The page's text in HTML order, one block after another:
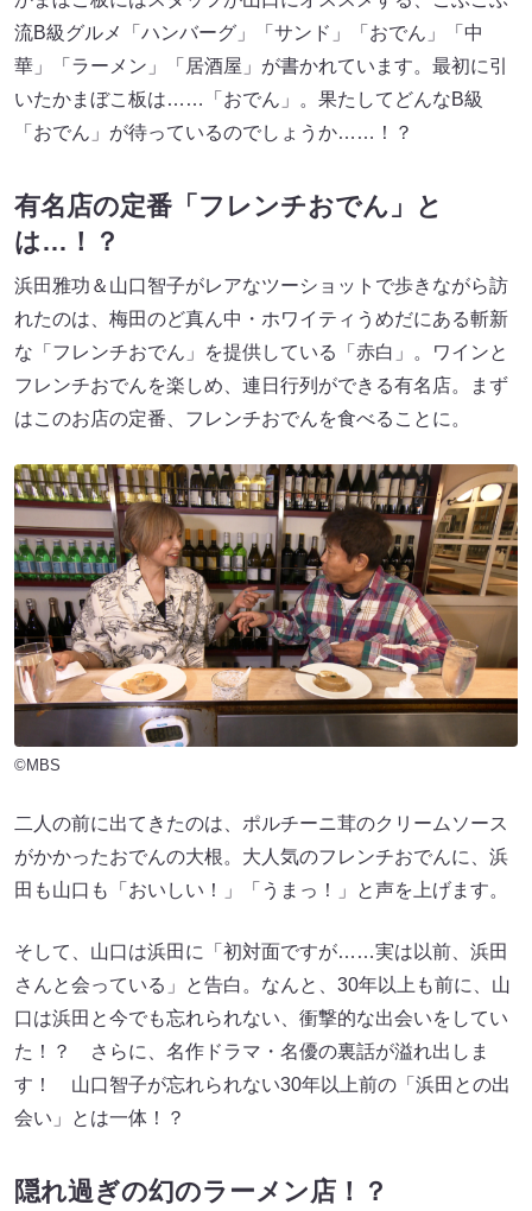
流B級グルメ「ハンバーグ」「サンド」「おでん」「中
華」「ラーメン」「居酒屋」が書かれています。最初に引
いたかまぼこ板は……「おでん」。果たしてどんなB級
「おでん」が待っているのでしょうか……！？
有名店の定番「フレンチおでん」と
は…！？
浜田雅功＆山口智子がレアなツーショットで歩きながら訪
れたのは、梅田のど真ん中・ホワイティうめだにある斬新
な「フレンチおでん」を提供している「赤白」。ワインと
フレンチおでんを楽しめ、連日行列ができる有名店。まず
はこのお店の定番、フレンチおでんを食べることに。
©MBS
二人の前に出てきたのは、ポルチーニ茸のクリームソース
がかかったおでんの大根。大人気のフレンチおでんに、浜
田も山口も「おいしい！」「うまっ！」と声を上げます。
そして、山口は浜田に「初対面ですが……実は以前、浜田
さんと会っている」と告白。なんと、30年以上も前に、山
口は浜田と今でも忘れられない、衝撃的な出会いをしてい
た！？ さらに、名作ドラマ・名優の裏話が溢れ出しま
す！ 山口智子が忘れられない30年以上前の「浜田との出
会い」とは一体！？
隠れ過ぎの幻のラーメン店！？